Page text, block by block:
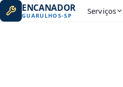
ENCANADOR
GUARULHOS-SP Serviços